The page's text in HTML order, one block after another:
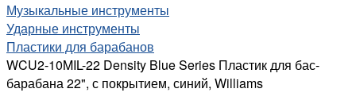
Музыкальные инструменты
Ударные инструменты
Пластики для барабанов
WCU2-10MIL-22 Density Blue Series Пластик для бас-
барабана 22", с покрытием, синий, Williams